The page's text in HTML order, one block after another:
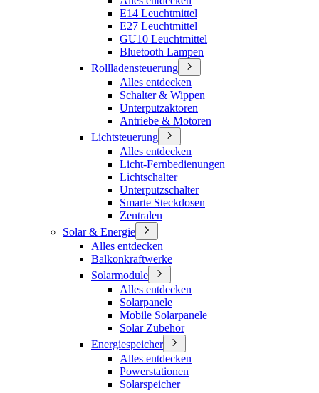
E14 Leuchtmittel
E27 Leuchtmittel
GU10 Leuchtmittel
Bluetooth Lampen
Rollladensteuerung
Alles entdecken
Schalter & Wippen
Unterputzaktoren
Antriebe & Motoren
Lichtsteuerung
Alles entdecken
Licht-Fernbedienungen
Lichtschalter
Unterputzschalter
Smarte Steckdosen
Zentralen
Solar & Energie
Alles entdecken
Balkonkraftwerke
Solarmodule
Alles entdecken
Solarpanele
Mobile Solarpanele
Solar Zubehör
Energiespeicher
Alles entdecken
Powerstationen
Solarspeicher